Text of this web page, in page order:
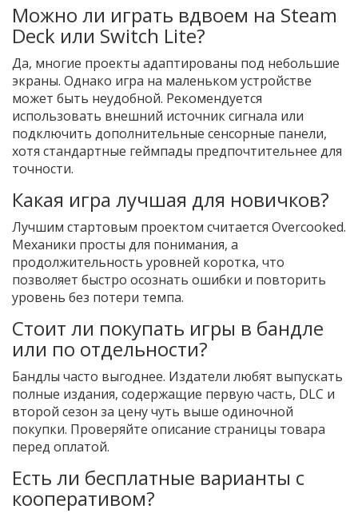
Можно ли играть вдвоем на Steam
Deck или Switch Lite?
Да, многие проекты адаптированы под небольшие
экраны. Однако игра на маленьком устройстве
может быть неудобной. Рекомендуется
использовать внешний источник сигнала или
подключить дополнительные сенсорные панели,
хотя стандартные геймпады предпочтительнее для
точности.
Какая игра лучшая для новичков?
Лучшим стартовым проектом считается Overcooked.
Механики просты для понимания, а
продолжительность уровней коротка, что
позволяет быстро осознать ошибки и повторить
уровень без потери темпа.
Стоит ли покупать игры в бандле
или по отдельности?
Бандлы часто выгоднее. Издатели любят выпускать
полные издания, содержащие первую часть, DLC и
второй сезон за цену чуть выше одиночной
покупки. Проверяйте описание страницы товара
перед оплатой.
Есть ли бесплатные варианты с
кооперативом?